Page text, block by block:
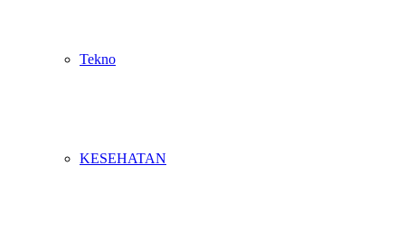
Tekno
KESEHATAN